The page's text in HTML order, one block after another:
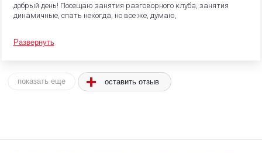
добрый день! Посещаю занятия разговорного клуба, занятия
динамичные, спать некогда, но все же, думаю,
Развернуть
показать еще оставить отзыв